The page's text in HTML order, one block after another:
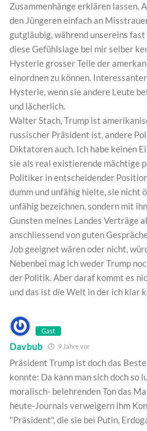
Zusammenhänge erklären lassen.
den Jüngeren einfach an
gutgläubig, während unsereins
diese Gefühlslage bei mir selber
Hysterie grosser Teile der
einordnen zu können.
Hysterie, wenn sie andere Leute
und lächerlich.
Walter Stach, Trump ist
russischer Präsident ist, andere
Diktatoren auch. Ich habe keinen
sie als real existierende mächtige
Politiker in entscheidender
dumm und unfähig hielte, sie nicht
unfähig bezeichnen, sondern mit
Gunsten meines Landes Verträge
anschliessend von guten
Job geeignet wären oder nicht,
Nebenbei mag ich weder Trump
der Politik. Aber daraf kommt es
und das ist die Welt in der ich klar
Gast
Davbub 9 Jahre vor
Präsident Trump ist doch das
konnte: Da kann man sich doch so
moralisch- belehrenden Ton das
heute-Journals verweigern ihm
"Präsident", die sie bei Putin,